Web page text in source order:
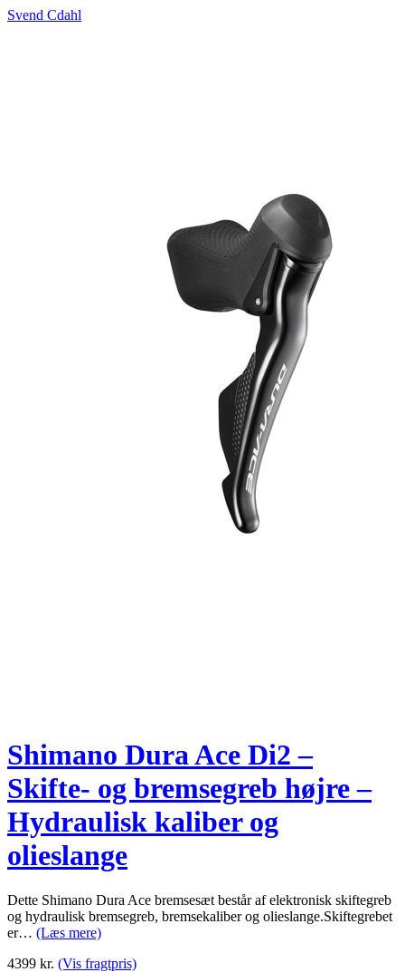
Svend Cdahl
Shimano Dura Ace Di2 –
Skifte- og bremsegreb højre –
Hydraulisk kaliber og
olieslange
Dette Shimano Dura Ace bremsesæt består af elektronisk skiftegreb
og hydraulisk bremsegreb, bremsekaliber og olieslange.Skiftegrebet
er… (Læs mere)
4399 kr. (Vis fragtpris)